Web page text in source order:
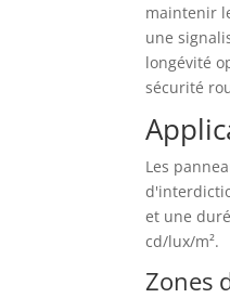
maintenir
une
longévité
sécurité
Les
et une
cd/lux/m².
Zones